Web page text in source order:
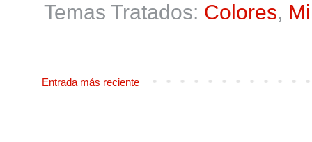
Temas Tratados: Colores,
Entrada más reciente